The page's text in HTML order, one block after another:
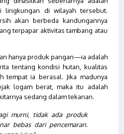
lingkungan di wilayah tersebut.
akan berbeda kandungannya
terpapar aktivitas tambang atau
hanya produk pangan—ia adalah
tentang kondisi hutan, kualitas
tempat ia berasal. Jika madunya
logam berat, maka itu adalah
sedang dalam tekanan.
murni, tidak ada produk
bebas dari pencemaran.